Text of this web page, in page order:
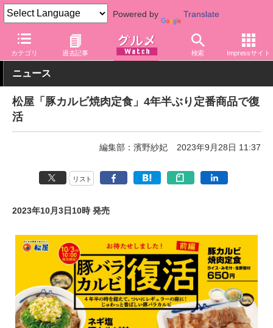
Powered by Translate
カテゴリ 過去記事 検索 Impressサイト
グルメ Watch 店舗 丼もの 松屋
ニュース
松屋「豚カルビ焼肉定食」4年半ぶり定番商品で復
活
編集部：濱野紗妃 2023年9月28日 11:37
リスト
2023年10月3日10時 発売